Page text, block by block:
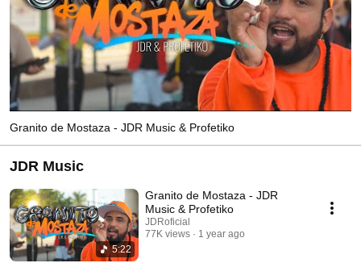
Granito de Mostaza - JDR Music & Profetiko
JDR Music
5:22
Granito de Mostaza - JDR
Music & Profetiko
JDRoficial
77K views
1 year ago